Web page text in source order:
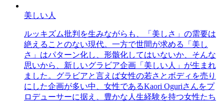
美しい人
ルッキズム批判を生みながらも、「美しさ」の需要は
絶えることのない現代。一方で世間が求める「美し
さ」はパターン化し、形骸化してはいないか、そんな
思いから、新しいグラビア企画「美しい人」が生まれ
ました。グラビアと言えば女性の若さとボディを売り
にした企画が多い中、女性であるKaori Oguriさんをプ
ロデューサーに据え、豊かな人生経験を持つ女性たち